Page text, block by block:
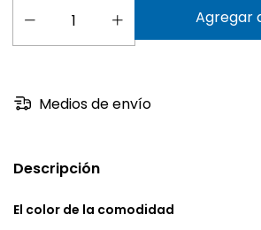
Medios de envío
Descripción
El color de la comodidad